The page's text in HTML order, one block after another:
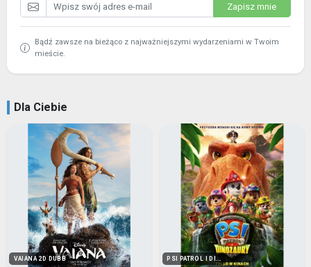
Zapisz mnie
Bądź zawsze na bieżąco z najważniejszymi wydarzeniami w Twoim
mieście.
Dla Ciebie
VAIANA 2D DUBB PSI PATROL I DI...